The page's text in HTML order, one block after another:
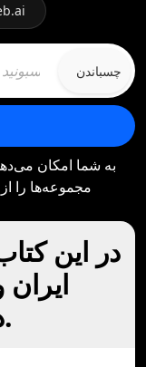
چسباندن
مجموعه‌ها را
درآمده‌است.